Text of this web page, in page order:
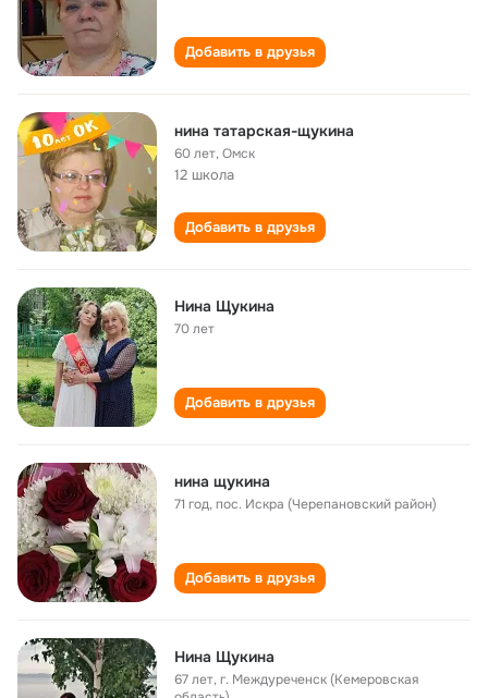
Добавить в друзья
нина татарская-щукина
60 лет,Омск
12 школа
Добавить в друзья
Нина Щукина
70 лет
Добавить в друзья
нина щукина
71 год,пос. Искра (Черепановский район)
Добавить в друзья
Нина Щукина
67 лет,г. Междуреченск (Кемеровская